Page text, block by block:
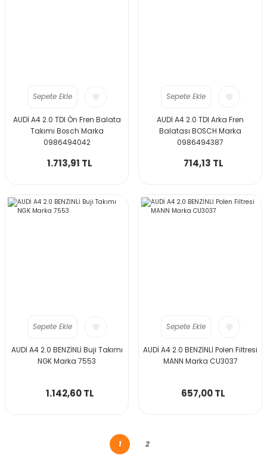
Sepete Ekle
AUDİ A4 2.0 TDI Ön Fren Balata
Takımı Bosch Marka
0986494042
1.713,91 TL
Sepete Ekle
AUDİ A4 2.0 TDI Arka Fren
Balatası BOSCH Marka
0986494387
714,13 TL
Sepete Ekle
AUDİ A4 2.0 BENZİNLİ Buji Takımı
NGK Marka 7553
1.142,60 TL
Sepete Ekle
AUDİ A4 2.0 BENZİNLİ Polen Filtresi
MANN Marka CU3037
657,00 TL
1 2